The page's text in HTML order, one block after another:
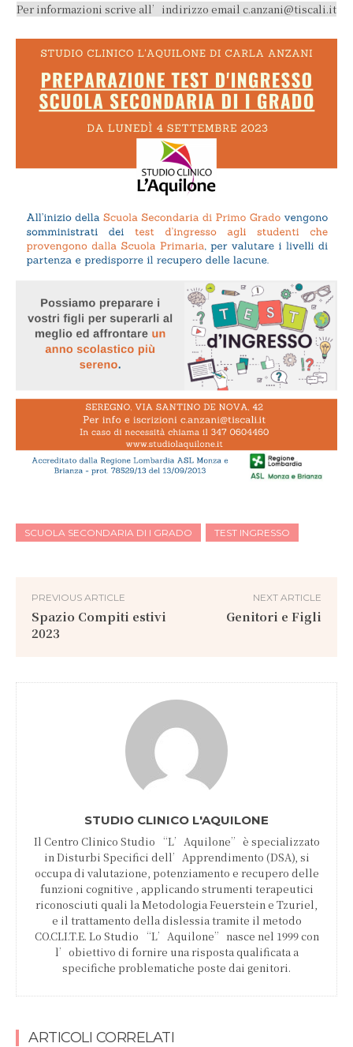
Per informazioni scrive all’indirizzo email c.anzani@tiscali.it
SCUOLA SECONDARIA DI I GRADO TEST INGRESSO
PREVIOUS ARTICLE
Spazio Compiti estivi
2023
NEXT ARTICLE
Genitori e Figli
STUDIO CLINICO L'AQUILONE
Il Centro Clinico Studio “L’Aquilone” è specializzato
in Disturbi Specifici dell’Apprendimento (DSA), si
occupa di valutazione, potenziamento e recupero delle
funzioni cognitive , applicando strumenti terapeutici
riconosciuti quali la Metodologia Feuerstein e Tzuriel,
e il trattamento della dislessia tramite il metodo
CO.CLI.T.E. Lo Studio “L’Aquilone” nasce nel 1999 con
l’obiettivo di fornire una risposta qualificata a
specifiche problematiche poste dai genitori.
ARTICOLI CORRELATI